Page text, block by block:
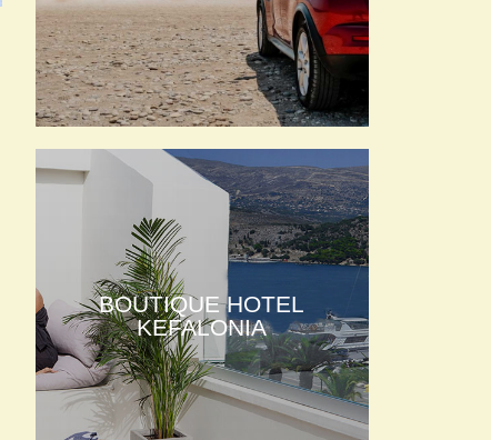
BOUTIQUE HOTEL
KEFALONIA